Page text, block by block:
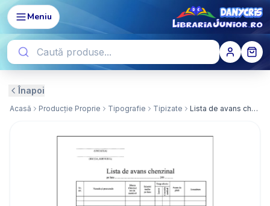
Meniu
Înapoi
Acasă Producție Proprie Tipografie Tipizate Lista de avans chenzinal ( Dany Cris )